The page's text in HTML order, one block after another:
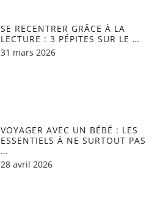
SE RECENTRER GRÂCE À LA
LECTURE : 3 PÉPITES SUR LE …
31 mars 2026
VOYAGER AVEC UN BÉBÉ : LES
ESSENTIELS À NE SURTOUT PAS
…
28 avril 2026